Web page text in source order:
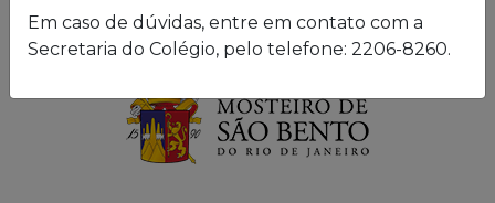
Em caso de dúvidas, entre em contato com a
Secretaria do Colégio, pelo telefone: 2206-8260.